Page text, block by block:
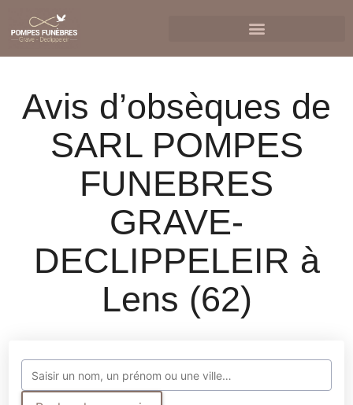
Avis d’obsèques de
SARL POMPES
FUNEBRES
GRAVE-
DECLIPPELEIR à
Lens (62)